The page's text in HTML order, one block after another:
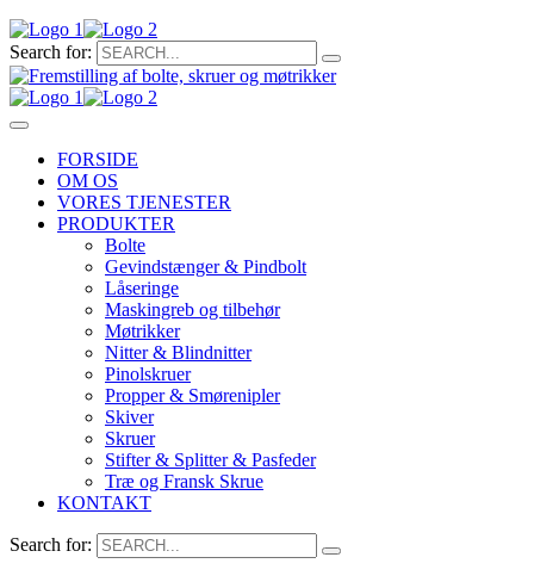
Search for:
FORSIDE
OM OS
VORES TJENESTER
PRODUKTER
Bolte
Gevindstænger & Pindbolt
Låseringe
Maskingreb og tilbehør
Møtrikker
Nitter & Blindnitter
Pinolskruer
Propper & Smørenipler
Skiver
Skruer
Stifter & Splitter & Pasfeder
Træ og Fransk Skrue
KONTAKT
Search for: